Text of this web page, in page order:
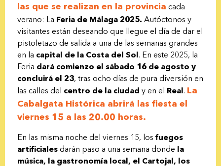
las que se realizan en la provincia cada
verano: La Feria de Málaga 2025. Autóctonos y
visitantes están deseando que llegue el día de dar el
pistoletazo de salida a una de las semanas grandes
en la capital de la Costa del Sol. En este 2025, la
Feria dará comienzo el sábado 16 de agosto y
concluirá el 23, tras ocho días de pura diversión en
las calles del centro de la ciudad y en el Real. La
Cabalgata Histórica abrirá las fiesta el
viernes 15 a las 20.00 horas.
En las misma noche del viernes 15, los fuegos
artificiales darán paso a una semana donde la
música, la gastronomía local, el Cartojal, los